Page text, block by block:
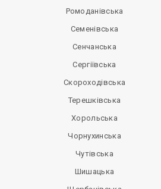
Ромоданівська
Семенівська
Сенчанська
Сергіївська
Скороходівська
Терешківська
Хорольська
Чорнухинська
Чутівська
Шишацька